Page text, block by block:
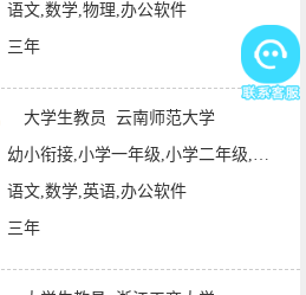
语文,数学,物理,办公软件
三年
大学生教员 云南师范大学
幼小衔接,小学一年级,小学二年级,小学三年级,小学四年级,小学五年级,小学六年级,初一,初二,初三,计算机技术
语文,数学,英语,办公软件
三年